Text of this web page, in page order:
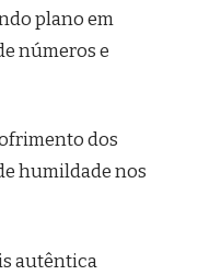
plano em
números e
dos
humildade nos
autêntica